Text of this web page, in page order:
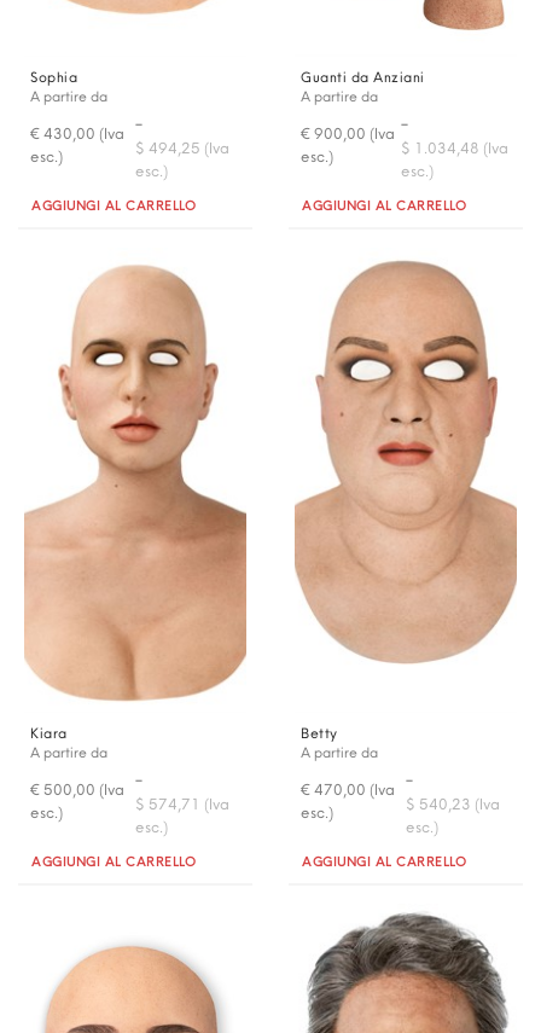
Sophia
A partire da
€ 430,00 (Iva
esc.)
-
$ 494,25 (Iva
esc.)
Quantità
AGGIUNGI AL CARRELLO
Guanti da Anziani
A partire da
€ 900,00 (Iva
esc.)
-
$ 1.034,48 (Iva
esc.)
Quantità
AGGIUNGI AL CARRELLO
Kiara
A partire da
€ 500,00 (Iva
esc.)
-
$ 574,71 (Iva
esc.)
Quantità
AGGIUNGI AL CARRELLO
Betty
A partire da
€ 470,00 (Iva
esc.)
-
$ 540,23 (Iva
esc.)
Quantità
AGGIUNGI AL CARRELLO